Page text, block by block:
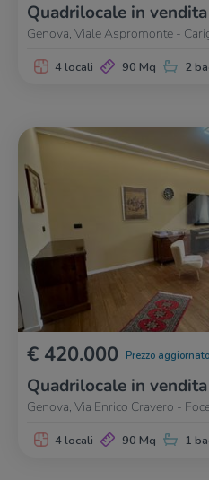
Quadrilocale in vendita
Genova, Viale Aspromonte -
4 locali 90 Mq 2
€ 420.000 Prezzo aggiornato
Quadrilocale in vendita
Genova, Via Enrico Cravero -
4 locali 90 Mq 1